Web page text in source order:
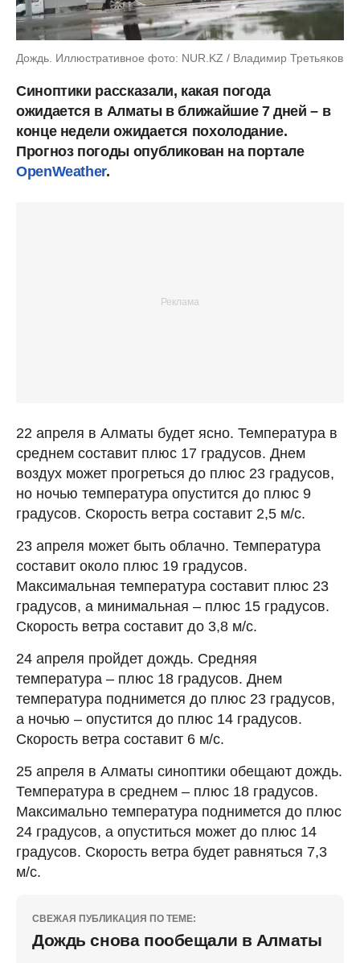
Дождь. Иллюстративное фото: NUR.KZ / Владимир Третьяков
Синоптики рассказали, какая погода
ожидается в Алматы в ближайшие 7 дней – в
конце недели ожидается похолодание.
Прогноз погоды опубликован на портале
OpenWeather.
22 апреля в Алматы будет ясно. Температура в
среднем составит плюс 17 градусов. Днем
воздух может прогреться до плюс 23 градусов,
но ночью температура опустится до плюс 9
градусов. Скорость ветра составит 2,5 м/с.
23 апреля может быть облачно. Температура
составит около плюс 19 градусов.
Максимальная температура составит плюс 23
градусов, а минимальная – плюс 15 градусов.
Скорость ветра составит до 3,8 м/с.
24 апреля пройдет дождь. Средняя
температура – плюс 18 градусов. Днем
температура поднимется до плюс 23 градусов,
а ночью – опустится до плюс 14 градусов.
Скорость ветра составит 6 м/с.
25 апреля в Алматы синоптики обещают дождь.
Температура в среднем – плюс 18 градусов.
Максимально температура поднимется до плюс
24 градусов, а опуститься может до плюс 14
градусов. Скорость ветра будет равняться 7,3
м/с.
СВЕЖАЯ ПУБЛИКАЦИЯ ПО ТЕМЕ:
Дождь снова пообещали в Алматы